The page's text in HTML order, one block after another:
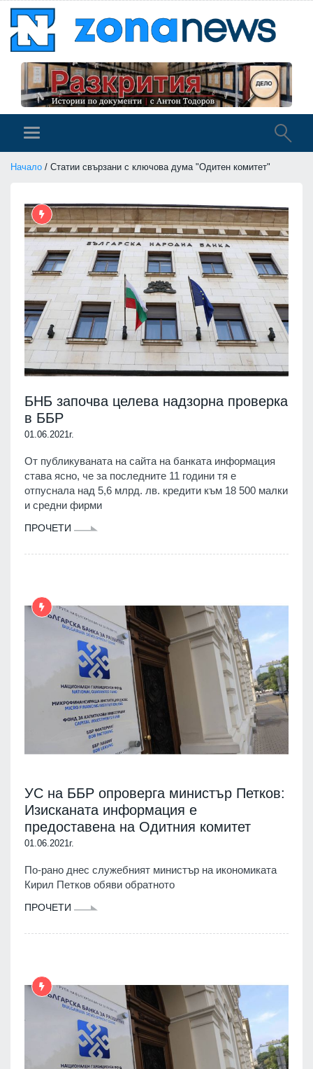
Начало / Статии свързани с ключова дума "Одитен комитет"
БНБ започва целева надзорна проверка
в ББР
01.06.2021г.
От публикуваната на сайта на банката информация
става ясно, че за последните 11 години тя е
отпуснала над 5,6 млрд. лв. кредити към 18 500 малки
и средни фирми
ПРОЧЕТИ
УС на ББР опроверга министър Петков:
Изисканата информация е
предоставена на Одитния комитет
01.06.2021г.
По-рано днес служебният министър на икономиката
Кирил Петков обяви обратното
ПРОЧЕТИ